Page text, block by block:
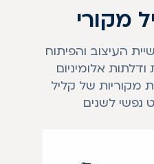
מקורי
העיצוב והפיתוח
אלומיניום
של קליל
לשנים